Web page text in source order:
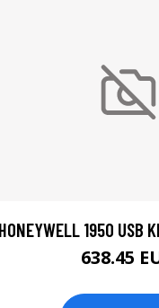
HONEYWELL 1950 USB
638.45